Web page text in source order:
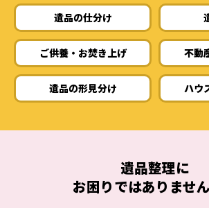
遺品の仕分け
ご供養・お焚き上げ 不動
遺品の形見分け ハウ
遺品整理に
お困りではありませ